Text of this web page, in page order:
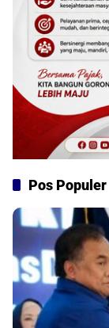
Pos Populer